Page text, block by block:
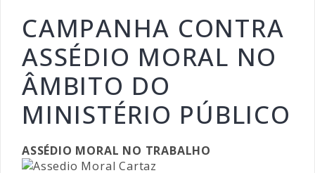
CAMPANHA CONTRA
ASSÉDIO MORAL NO
ÂMBITO DO
MINISTÉRIO PÚBLICO
ASSÉDIO MORAL NO TRABALHO